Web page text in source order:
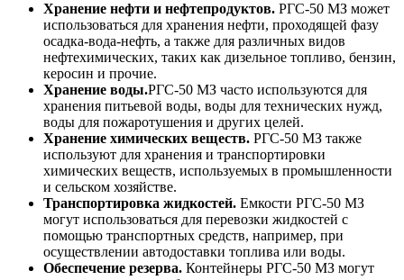
Хранение нефти и нефтепродуктов. РГС-50 МЗ может
использоваться для хранения нефти, проходящей фазу
осадка-вода-нефть, а также для различных видов
нефтехимических, таких как дизельное топливо, бензин,
керосин и прочие.
Хранение воды.РГС-50 МЗ часто используются для
хранения питьевой воды, воды для технических нужд,
воды для пожаротушения и других целей.
Хранение химических веществ. РГС-50 МЗ также
используют для хранения и транспортировки
химических веществ, используемых в промышленности
и сельском хозяйстве.
Транспортировка жидкостей. Емкости РГС-50 МЗ
могут использоваться для перевозки жидкостей с
помощью транспортных средств, например, при
осуществлении автодоставки топлива или воды.
Обеспечение резерва. Контейнеры РГС-50 МЗ могут